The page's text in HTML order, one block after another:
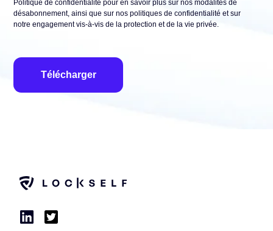
Politique de confidentialité pour en savoir plus sur nos modalités de
désabonnement, ainsi que sur nos politiques de confidentialité et sur
notre engagement vis-à-vis de la protection et de la vie privée.